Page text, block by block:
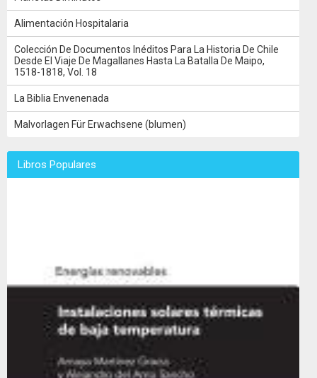
Alimentación Hospitalaria
Colección De Documentos Inéditos Para La Historia De Chile
Desde El Viaje De Magallanes Hasta La Batalla De Maipo,
1518-1818, Vol. 18
La Biblia Envenenada
Malvorlagen Für Erwachsene (blumen)
Libros Populares